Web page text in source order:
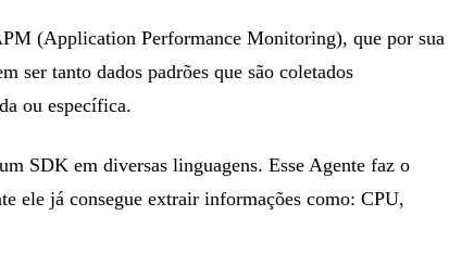
(Application Performance Monitoring), que por sua
ser tanto dados padrões que são coletados
ou específica.
SDK em diversas linguagens. Esse Agente faz o
ele já consegue extrair informações como: CPU,